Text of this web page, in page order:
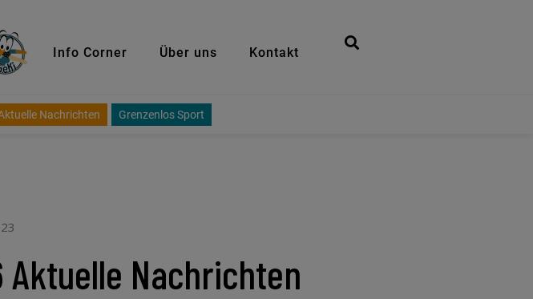
Info Corner Über uns Kontakt
Nachrichten Grenzenlos Sport
Aktuelle Nachrichten